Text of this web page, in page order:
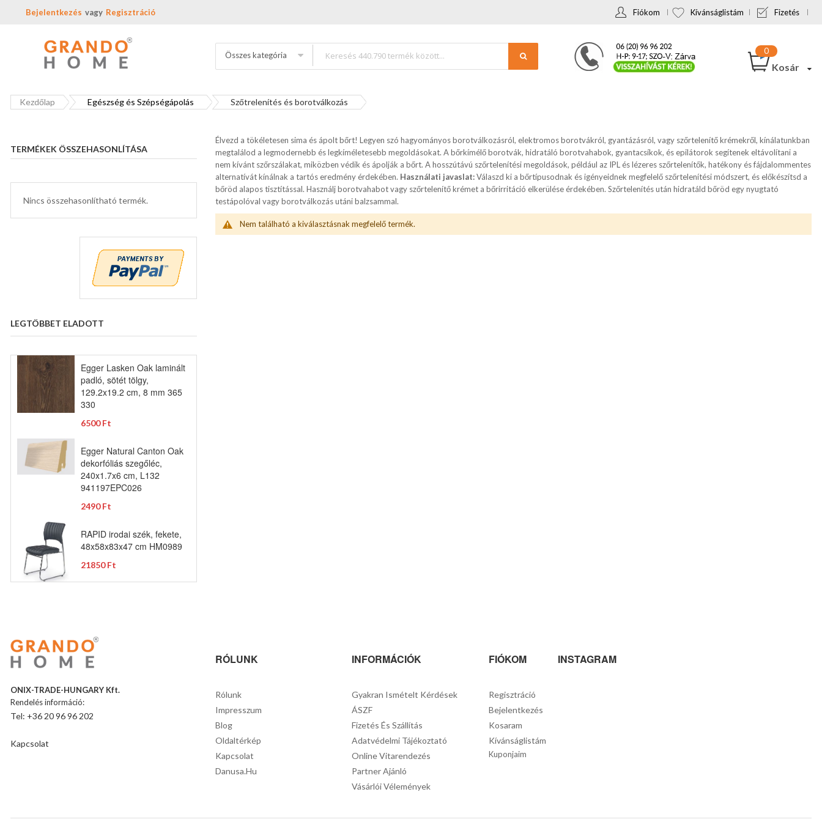
Bejelentkezés Regisztráció Fiókom Kívánságlistám Fizetés
Összes kategória
Kosár
Kezdőlap Egészség és Szépségápolás Szőtrelenítés és borotválkozás
Élvezd a tökéletesen sima és ápolt bőrt! Legyen szó hagyományos borotválkozásról, elektromos borotvákról, gyantázásról, vagy szőrtelenítő krémekről, kínálatunkban
megtalálod a legmodernebb és legkíméletesebb megoldásokat. A bőrkímélő borotvák, hidratáló borotvahabok, gyantacsíkok, és epilátorok segítenek eltávolítani a
nem kívánt szőrszálakat, miközben védik és ápolják a bőrt. A hosszútávú szőrtelenítési megoldások, például az IPL és lézeres szőrtelenítők, hatékony és fájdalommentes
alternatívát kínálnak a tartós eredmény érdekében. Használati javaslat:Válaszd ki a bőrtípusodnak és igényeidnek megfelelő szőrtelenítési módszert, és előkészítsd a
bőröd alapos tisztítással. Használj borotvahabot vagy szőrtelenítő krémet a bőrirritáció elkerülése érdekében. Szőrtelenítés után hidratáld bőröd egy nyugtató
testápolóval vagy borotválkozás utáni balzsammal.
Nem található a kiválasztásnak megfelelő termék.
TERMÉKEK ÖSSZEHASONLÍTÁSA
Nincs összehasonlítható termék.
LEGTÖBBET ELADOTT
Egger Lasken Oak laminált
padló, sötét tölgy,
129.2x19.2 cm, 8 mm 365
330
6500 Ft
Egger Natural Canton Oak
dekorfóliás szegőléc,
240x1.7x6 cm, L132
941197EPC026
2490 Ft
RAPID irodai szék, fekete,
48x58x83x47 cm HM0989
21850 Ft
ONIX-TRADE-HUNGARY Kft.
Rendelés információ:
Tel: +36 20 96 96 202
Kapcsolat
RÓLUNK
Rólunk
Impresszum
Blog
Oldaltérkép
Kapcsolat
Danusa.hu
INFORMÁCIÓK
Gyakran Ismételt Kérdések
ÁSZF
Fizetés És Szállítás
Adatvédelmi Tájékoztató
Online Vitarendezés
Partner Ajánló
Vásárlói Vélemények
FIÓKOM
Regisztráció
Bejelentkezés
Kosaram
Kívánságlistám
Kuponjaim
INSTAGRAM